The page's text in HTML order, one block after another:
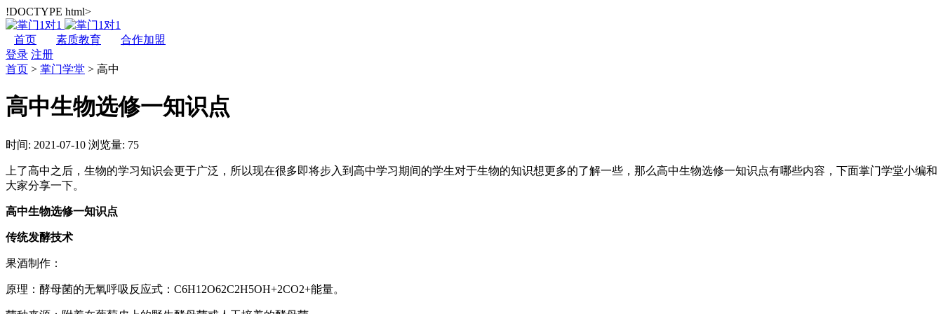
!DOCTYPE html>
首页 素质教育
合作加盟
登录 注册
首页 > 掌门学堂 > 高中
高中生物选修一知识点
时间: 2021-07-10 浏览量: 75
上了高中之后，生物的学习知识会更于广泛，所以现在很多即将步入到高中学习期间的学生对于生物的知识想更多的了解一些，那么高中生物选修一知识点有哪些内容，下面掌门学堂小编和
大家分享一下。
高中生物选修一知识点
传统发酵技术
果酒制作：
原理：酵母菌的无氧呼吸反应式：C6H12O62C2H5OH+2CO2+能量。